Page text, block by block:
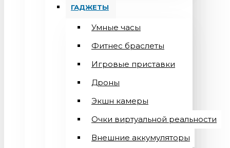
ГАДЖЕТЫ
Умные часы
Фитнес браслеты
Игровые приставки
Дроны
Экшн камеры
Очки виртуальной реальности
Внешние аккумуляторы